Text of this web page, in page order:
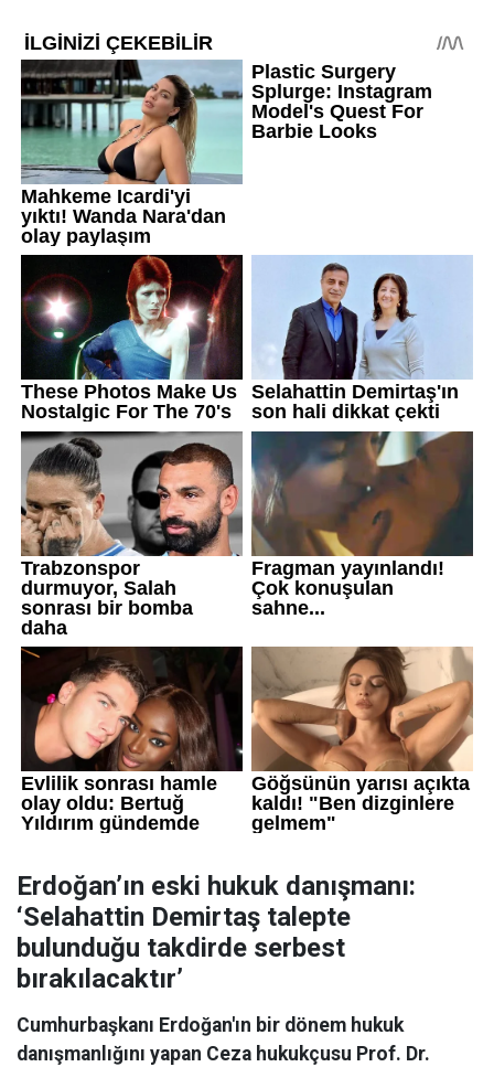
Erdoğan’ın eski hukuk danışmanı:
‘Selahattin Demirtaş talepte
bulunduğu takdirde serbest
bırakılacaktır’
Cumhurbaşkanı Erdoğan'ın bir dönem hukuk
danışmanlığını yapan Ceza hukukçusu Prof. Dr.